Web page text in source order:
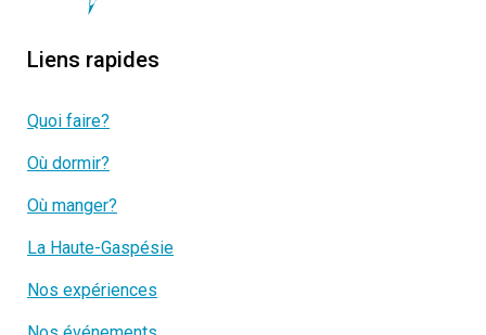
Liens rapides
Quoi faire?
Où dormir?
Où manger?
La Haute-Gaspésie
Nos expériences